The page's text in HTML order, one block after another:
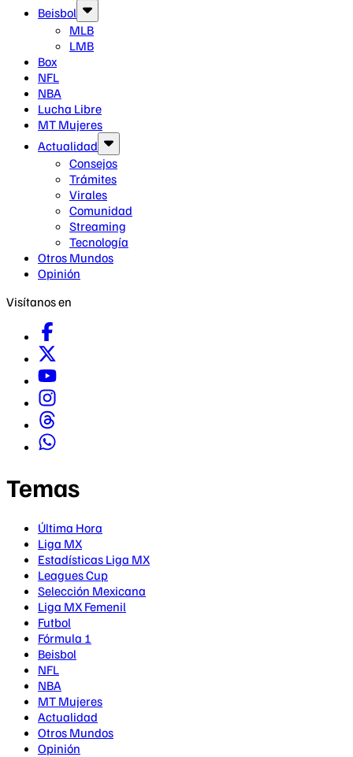
Beisbol
MLB
LMB
Box
NFL
NBA
Lucha Libre
MT Mujeres
Actualidad
Consejos
Trámites
Virales
Comunidad
Streaming
Tecnología
Otros Mundos
Opinión
Visítanos en
Temas
Última Hora
Liga MX
Estadísticas Liga MX
Leagues Cup
Selección Mexicana
Liga MX Femenil
Futbol
Fórmula 1
Beisbol
NFL
NBA
MT Mujeres
Actualidad
Otros Mundos
Opinión